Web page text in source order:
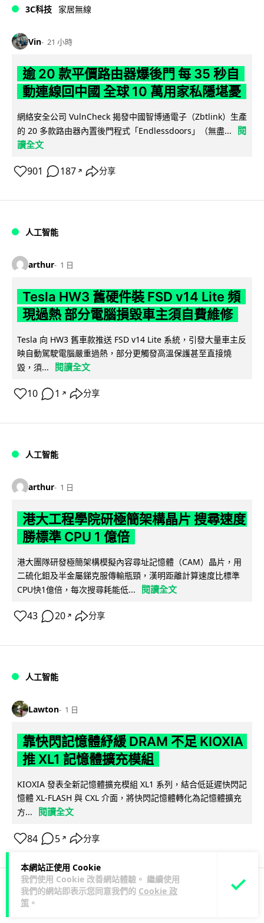
本網站正使用 Cookie
我們使用 Cookie 改善網站體驗。 繼續使用
我們的網站即表示您同意我們的 Cookie 政
策 。
3C科技 家居無線
Vin 21 小時
逾 20 款平價路由器爆後門 每 35 秒自
動連線回中國 全球 10 萬用家私隱堪憂
網絡安全公司 VulnCheck 揭發中國智博通電子（Zbtlink）生產
的 20 多款路由器內置後門程式「Endlessdoors」（無盡...
閱
讀全文
901 187 ↗ 分享
人工智能
arthur 1 日
Tesla HW3 舊硬件裝 FSD v14 Lite 頻
現過熱 部分電腦損毀車主須自費維修
Tesla 向 HW3 舊車款推送 FSD v14 Lite 系統，引發大量車主反
映自動駕駛電腦嚴重過熱，部分更觸發高溫保護甚至直接燒
毀，須...
閱讀全文
10 1 ↗ 分享
人工智能
arthur 1 日
港大工程學院研極簡架構晶片 搜尋速度
勝標準 CPU 1 億倍
港大團隊研發極簡架構模擬內容尋址記憶體（CAM）晶片，用
二硫化鉬及半金屬銻克服傳輸瓶頸，漢明距離計算速度比標準
CPU快1億倍，每次搜尋耗能低...
閱讀全文
43 20 ↗ 分享
人工智能
Lawton 1 日
靠快閃記憶體紓緩 DRAM 不足 KIOXIA
推 XL1 記憶體擴充模組
KIOXIA 發表全新記憶體擴充模組 XL1 系列，結合低延遲快閃記
憶體 XL-FLASH 與 CXL 介面，將快閃記憶體轉化為記憶體擴充
方...
閱讀全文
84 5 ↗ 分享
商業科技